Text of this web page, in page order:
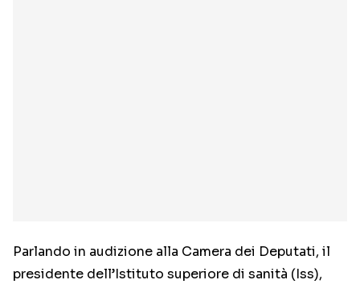
Parlando in audizione alla Camera dei Deputati, il
presidente dell’Istituto superiore di sanità (Iss),